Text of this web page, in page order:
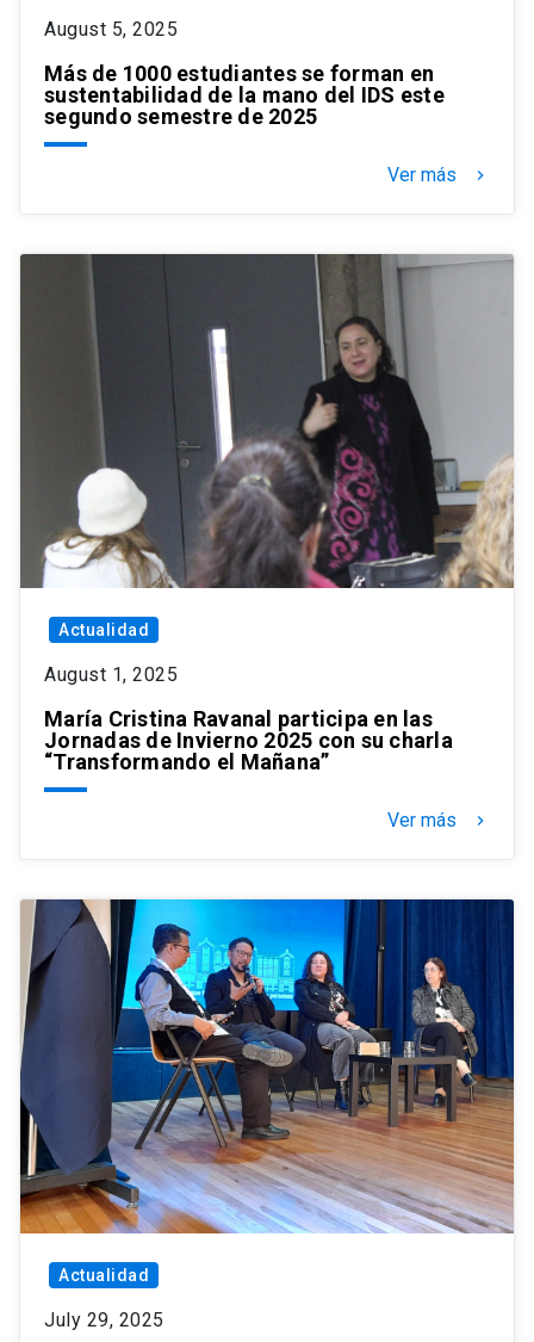
August 5, 2025
Más de 1000 estudiantes se forman en
sustentabilidad de la mano del IDS este
segundo semestre de 2025
Ver más keyboard_arrow_right
Actualidad
August 1, 2025
María Cristina Ravanal participa en las
Jornadas de Invierno 2025 con su charla
“Transformando el Mañana”
Ver más keyboard_arrow_right
Actualidad
July 29, 2025